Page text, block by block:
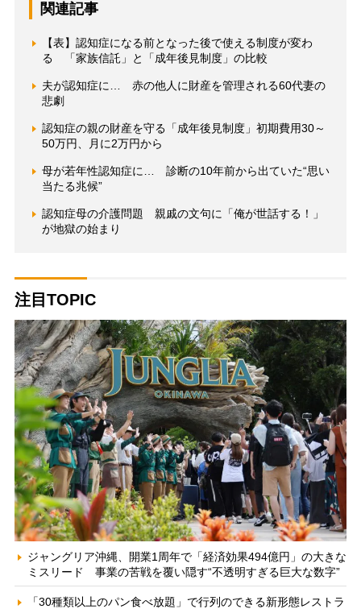
関連記事
【表】認知症になる前となった後で使える制度が変わ
る 「家族信託」と「成年後見制度」の比較
夫が認知症に… 赤の他人に財産を管理される60代妻の
悲劇
認知症の親の財産を守る「成年後見制度」初期費用30～
50万円、月に2万円から
母が若年性認知症に… 診断の10年前から出ていた“思い
当たる兆候”
認知症母の介護問題 親戚の文句に「俺が世話する！」
が地獄の始まり
注目TOPIC
ジャングリア沖縄、開業1周年で「経済効果494億円」の大きな
ミスリード 事業の苦戦を覆い隠す“不透明すぎる巨大な数字”
「30種類以上のパン食べ放題」で行列のできる新形態レストラ